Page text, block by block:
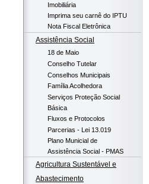
Imobiliária
Imprima seu carnê do IPTU
Nota Fiscal Eletrônica
Assistência Social
18 de Maio
Conselho Tutelar
Conselhos Municipais
Família Acolhedora
Serviços Proteção Social
Básica
Fluxos e Protocolos
Parcerias - Lei 13.019
Plano Municial de
Assistência Social - PMAS
Agricultura Sustentável e
Abastecimento